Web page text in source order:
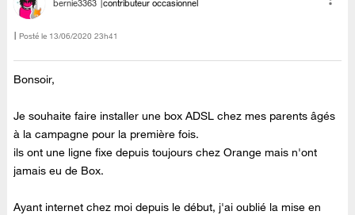
bernie3363 contributeur occasionnel
Posté le ‎13/06/2020 23h41
Bonsoir,
Je souhaite faire installer une box ADSL chez mes parents âgés
à la campagne pour la première fois.
ils ont une ligne fixe depuis toujours chez Orange mais n'ont
jamais eu de Box.
Ayant internet chez moi depuis le début, j'ai oublié la mise en